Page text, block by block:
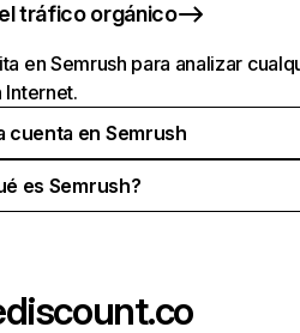
tráfico orgánico
en Semrush para analizar
Internet.
cuenta en Semrush
es Semrush?